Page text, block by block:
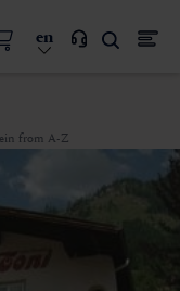
en
from A-Z